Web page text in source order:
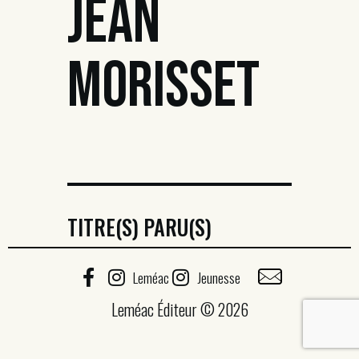
JEAN
MORISSET
TITRE(S) PARU(S)
Leméac Jeunesse
Leméac Éditeur © 2026